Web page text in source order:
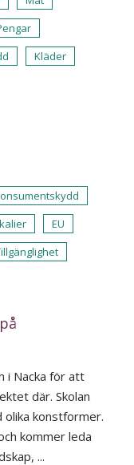
Kläder
EU
i Nacka för att
där. Skolan
konstformer.
kommer leda
...